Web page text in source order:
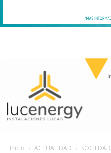
Inicio ACTUALIDAD SOCIEDAD